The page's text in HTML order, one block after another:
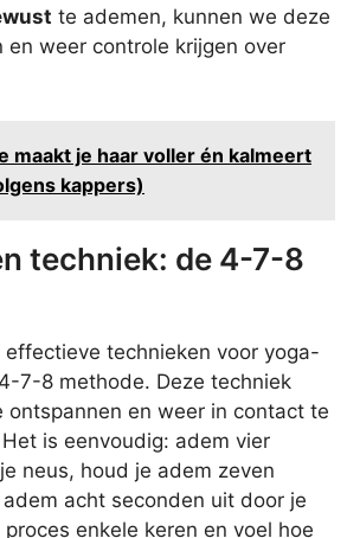
te ademen, kunnen we deze
en weer controle krijgen over
maakt je haar voller én kalmeert
kappers)
techniek: de 4-7-8
effectieve technieken voor yoga-
7-8 methode. Deze techniek
ontspannen en weer in contact te
is eenvoudig: adem vier
neus, houd je adem zeven
acht seconden uit door je
enkele keren en voel hoe